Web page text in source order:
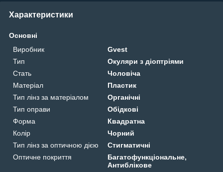
Характеристики
Основні
Виробник
Gvest
Тип
Окуляри з діоптріями
Стать
Чоловіча
Матеріал
Пластик
Тип лінз за матеріалом
Органічні
Тип оправи
Обідкові
Форма
Квадратна
Колір
Чорний
Тип лінз за оптичною дією
Стигматичні
Оптичне покриття
Багатофункціональне,
Антиблікове